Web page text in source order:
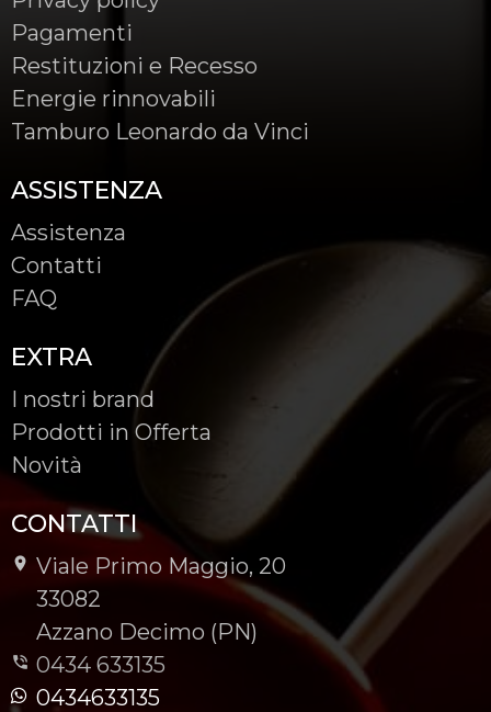
Pagamenti
Restituzioni e Recesso
Energie rinnovabili
Tamburo Leonardo da Vinci
ASSISTENZA
Assistenza
Contatti
FAQ
EXTRA
I nostri brand
Prodotti in Offerta
Novità
CONTATTI
Viale Primo Maggio, 20
-
33082
-
Azzano Decimo (PN)
0434 633135
0434633135